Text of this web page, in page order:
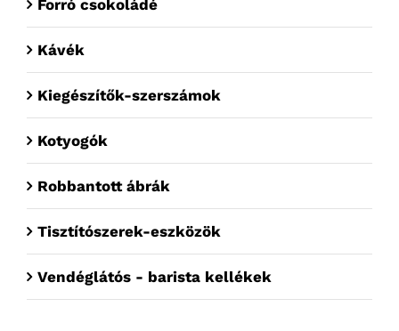
Forró csokoládé
Kávék
Kiegészítők-szerszámok
Kotyogók
Robbantott ábrák
Tisztítószerek-eszközök
Vendéglátós - barista kellékek